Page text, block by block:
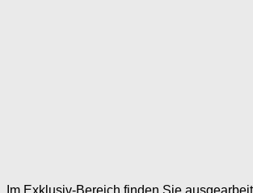
Im Exklusiv-Bereich finden Sie